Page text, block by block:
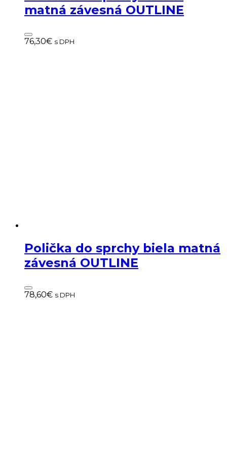
matná závesná OUTLINE
76,30€ s DPH
Polička do sprchy biela matná
závesná OUTLINE
78,60€ s DPH